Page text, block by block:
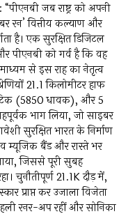
जब राष्ट्र को अपनी
रन’ वित्तीय कल्याण और
है। एक सुरक्षित डिजिटल
पीएनबी को गर्व है कि वह
से इस राह का नेतृत्व
21.1 किलोमीटर हाफ
(5850 धावक), और 5
भाग लिया, जो साइबर
सुरक्षित भारत के निर्माण
म्यूजिक बैंड और रास्ते भर
जिससे पूरी सुबह
चुनौतीपूर्ण 21.1K दौड़ में,
प्राप्त कर उजाला विजेता
रनर-अप रहीं और सोनिका